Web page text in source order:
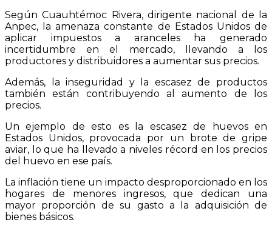
Según Cuauhtémoc Rivera, dirigente nacional de la
Anpec, la amenaza constante de Estados Unidos de
aplicar impuestos a aranceles ha generado
incertidumbre en el mercado, llevando a los
productores y distribuidores a aumentar sus precios.
Además, la inseguridad y la escasez de productos
también están contribuyendo al aumento de los
precios.
Un ejemplo de esto es la escasez de huevos en
Estados Unidos, provocada por un brote de gripe
aviar, lo que ha llevado a niveles récord en los precios
del huevo en ese país.
La inflación tiene un impacto desproporcionado en los
hogares de menores ingresos, que dedican una
mayor proporción de su gasto a la adquisición de
bienes básicos.